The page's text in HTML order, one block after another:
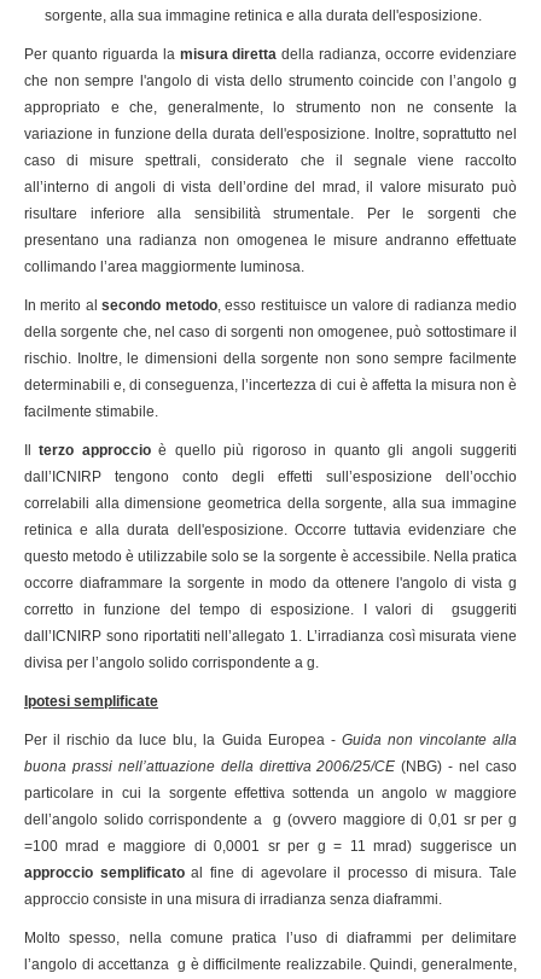
sorgente, alla sua immagine retinica e alla durata dell'esposizione.
Per quanto riguarda la misura diretta della radianza, occorre evidenziare
che non sempre l'angolo di vista dello strumento coincide con l’angolo g
appropriato e che, generalmente, lo strumento non ne consente la
variazione in funzione della durata dell'esposizione. Inoltre, soprattutto nel
caso di misure spettrali, considerato che il segnale viene raccolto
all’interno di angoli di vista dell’ordine del mrad, il valore misurato può
risultare inferiore alla sensibilità strumentale. Per le sorgenti che
presentano una radianza non omogenea le misure andranno effettuate
collimando l’area maggiormente luminosa.
In merito alsecondo metodo, esso restituisce un valore di radianza medio
della sorgente che, nel caso di sorgenti non omogenee, può sottostimare il
rischio. Inoltre, le dimensioni della sorgente non sono sempre facilmente
determinabili e, di conseguenza, l’incertezza di cui è affetta la misura non è
facilmente stimabile.
Ilterzo approccioè quello più rigoroso in quanto gli angoli suggeriti
dall’ICNIRP tengono conto degli effetti sull’esposizione dell’occhio
correlabili alla dimensione geometrica della sorgente, alla sua immagine
retinica e alla durata dell'esposizione. Occorre tuttavia evidenziare che
questo metodo è utilizzabile solo se la sorgente è accessibile. Nella pratica
occorre diaframmare la sorgente in modo da ottenere l'angolo di vista g
corretto in funzione del tempo di esposizione. I valori di gsuggeriti
dall’ICNIRP sono riportatiti nell’allegato 1. L’irradianza così misurata viene
divisa per l’angolo solido corrispondente a g.
Ipotesi semplificate
Per il rischio da luce blu, la Guida Europea - Guida non vincolante alla
buona prassi nell’attuazione della direttiva 2006/25/CE(NBG) - nel caso
particolare in cui la sorgente effettiva sottenda un angolo w maggiore
dell’angolo solido corrispondente a g (ovvero maggiore di 0,01 sr per g
=100 mrad e maggiore di 0,0001 sr per g = 11 mrad) suggerisce un
approccio semplificatoal fine di agevolare il processo di misura. Tale
approccio consiste in una misura di irradianza senza diaframmi.
Molto spesso, nella comune pratica l’uso di diaframmi per delimitare
l’angolo di accettanza g è difficilmente realizzabile. Quindi, generalmente,